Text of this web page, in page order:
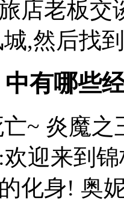
店老板交
,然后找
中有哪些
~ 炎魔
迎来到
化身! 奥